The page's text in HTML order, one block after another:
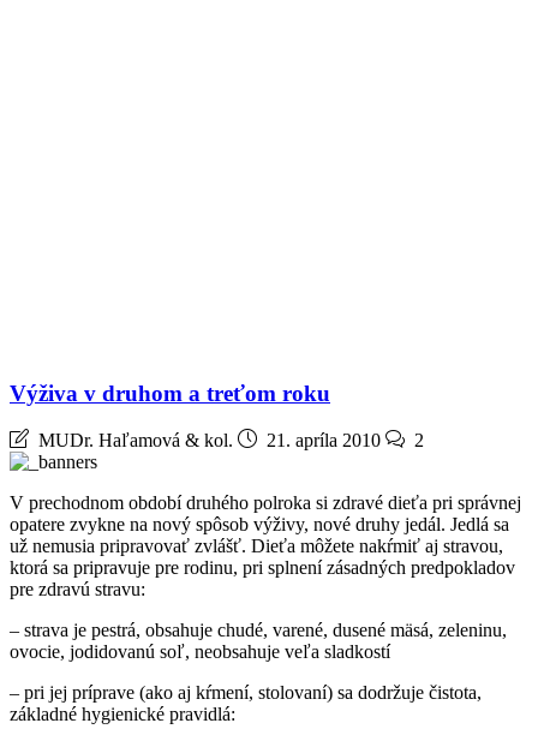
Výživa v druhom a treťom roku
MUDr. Haľamová & kol. 21. apríla 2010 2
V prechodnom období druhého polroka si zdravé dieťa pri správnej
opatere zvykne na nový spôsob výživy, nové druhy jedál. Jedlá sa
už nemusia pripravovať zvlášť. Dieťa môžete nakŕmiť aj stravou,
ktorá sa pripravuje pre rodinu, pri splnení zásadných predpokladov
pre zdravú stravu:
– strava je pestrá, obsahuje chudé, varené, dusené mäsá, zeleninu,
ovocie, jodidovanú soľ, neobsahuje veľa sladkostí
– pri jej príprave (ako aj kŕmení, stolovaní) sa dodržuje čistota,
základné hygienické pravidlá: